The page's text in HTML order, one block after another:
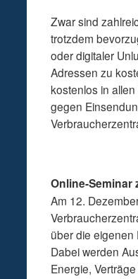
Zwar sind
trotzdem
oder digitaler
Adressen zu
kostenlos in
gegen
Online-Seminar
Am 12.
über die
Dabei werden
Energie,